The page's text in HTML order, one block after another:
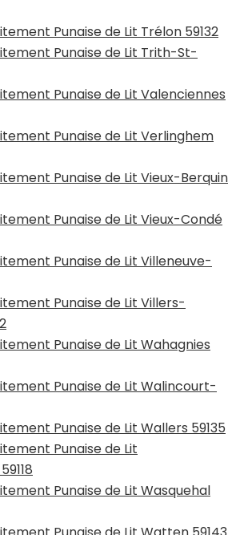
Punaise de Lit Trélon 59132
Punaise de Lit Trith-St-
Punaise de Lit Valenciennes
Punaise de Lit Verlinghem
Punaise de Lit Vieux-Berquin
Punaise de Lit Vieux-Condé
Punaise de Lit Villeneuve-
Punaise de Lit Villers-
Punaise de Lit Wahagnies
Punaise de Lit Walincourt-
Punaise de Lit Wallers 59135
Punaise de Lit
Punaise de Lit Wasquehal